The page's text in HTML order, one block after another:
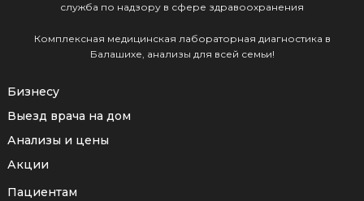
служба по надзору в сфере здравоохранения
Комплексная медицинская лабораторная диагностика в
Балашихе, анализы для всей семьи!
Бизнесу
Выезд врача на дом
Анализы и цены
Акции
Пациентам